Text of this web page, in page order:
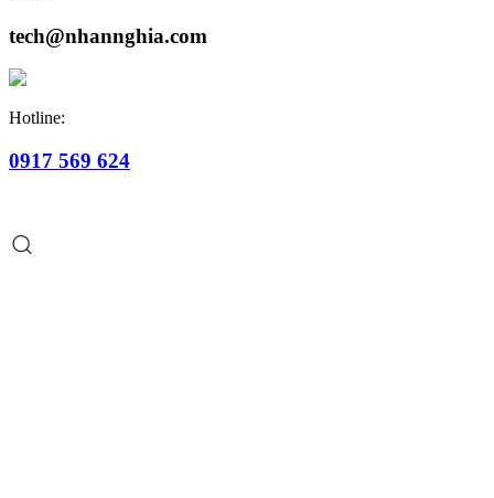
tech@nhannghia.com
Hotline:
0917 569 624